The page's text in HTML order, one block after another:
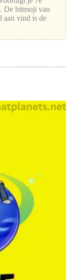
De bitmoji van
aan vind is de